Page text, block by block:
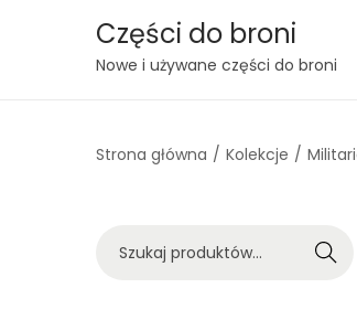
S
p
S
p
Części do broni
Nowe i używane części do broni
Strona główna / Kolekcje /
Szukaj